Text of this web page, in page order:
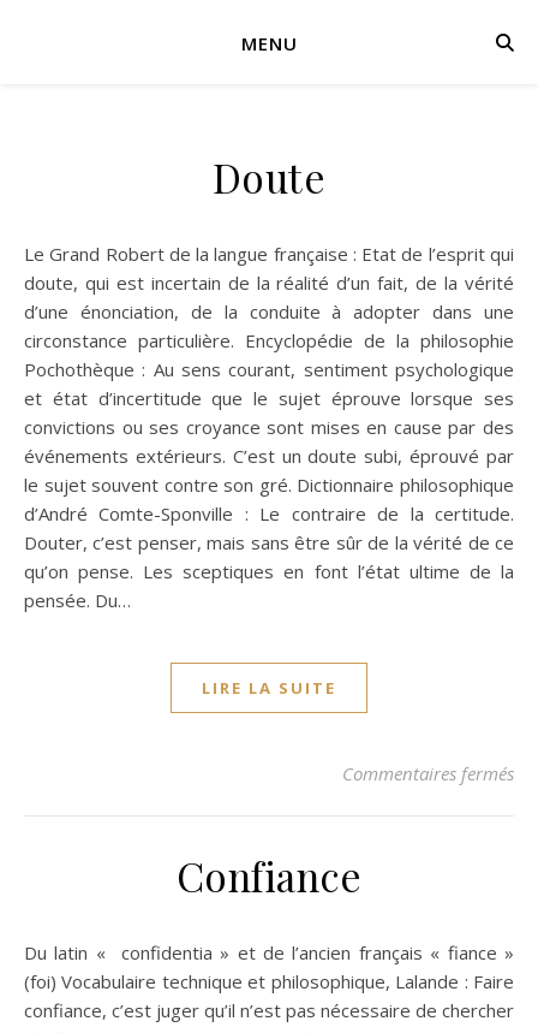
MENU
Doute
Le Grand Robert de la langue française : Etat de l’esprit qui
doute, qui est incertain de la réalité d’un fait, de la vérité
d’une énonciation, de la conduite à adopter dans une
circonstance particulière. Encyclopédie de la philosophie
Pochothèque : Au sens courant, sentiment psychologique
et état d’incertitude que le sujet éprouve lorsque ses
convictions ou ses croyance sont mises en cause par des
événements extérieurs. C’est un doute subi, éprouvé par
le sujet souvent contre son gré. Dictionnaire philosophique
d’André Comte-Sponville : Le contraire de la certitude.
Douter, c’est penser, mais sans être sûr de la vérité de ce
qu’on pense. Les sceptiques en font l’état ultime de la
pensée. Du…
LIRE LA SUITE
Commentaires fermés
Confiance
Du latin « confidentia » et de l’ancien français « fiance »
(foi) Vocabulaire technique et philosophique, Lalande : Faire
confiance, c’est juger qu’il n’est pas nécessaire de chercher